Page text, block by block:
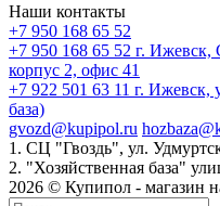
Наши контакты
+7 950 168 65 52
+7 950 168 65 52 г. Ижевск,
корпус 2, офис 41
+7 922 501 63 11 г. Ижевск,
база)
gvozd@kupipol.ru
1. СЦ "Гвоздь", ул.
2. "Хозяйственная база"
2026 © Купипол - магазин